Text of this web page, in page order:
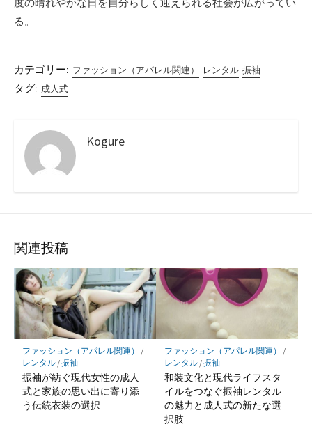
る。
カテゴリー: ファッション（アパレル関連） レンタル 振袖
タグ: 成人式
Kogure
関連投稿
ファッション（アパレル関連）
/
レンタル/振袖
振袖が紡ぐ現代女性の成人
式と家族の思い出に寄り添
う伝統衣装の選択
ファッション（アパレル関連）
/
レンタル/振袖
和装文化と現代ライフスタ
イルをつなぐ振袖レンタル
の魅力と成人式の新たな選
択肢